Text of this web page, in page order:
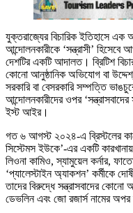
যুক্তরাজ্যের বিচারিক ইতিহাসে এক
আন্দোলনকারীকে ‘সন্ত্রাসী’ হিসেবে
দেশটির একটি আদালত। ব্রিটিশ
কোনো আনুষ্ঠানিক অভিযোগ বা
সরকারি বা বেসরকারি সম্পত্তি
আন্দোলনকারীদের ওপর
ইস্ট আইর।
গত ৬ আগস্ট ২০২৪-এ ব্রিস্টলের
সিস্টেমস ইউকে’-এর একটি
লিওনা কামিও, স্যামুয়েল কর্নার,
‘প্যালেস্টাইন অ্যাকশন’ কর্মীকে
তাদের বিরুদ্ধে সন্ত্রাসবাদের
ডেভলিন এবং জো রজার্স নামের